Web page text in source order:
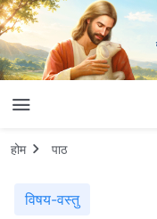
होम पाठ
विषय-वस्तु